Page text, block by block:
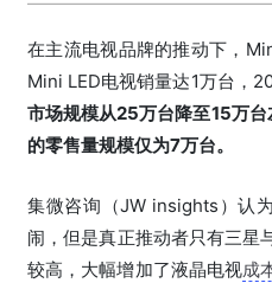
在主流电视品牌的推动下，
Mini LED电视销量达1万台，
市场规模从25万台降至15万
的零售量规模仅为7万台。
集微咨询（JW insights）认
闹，但是真正推动者只有三星
较高，大幅增加了液晶电视成